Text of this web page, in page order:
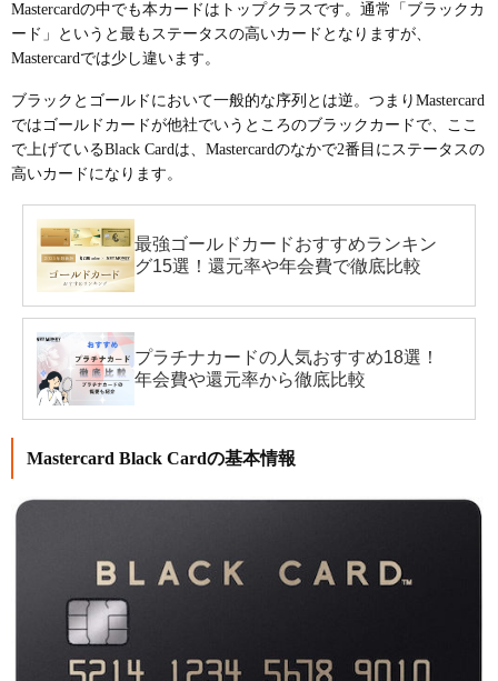
Mastercardの中でも本カードはトップクラスです。通常「ブラックカ
ード」というと最もステータスの高いカードとなりますが、
Mastercardでは少し違います。
ブラックとゴールドにおいて一般的な序列とは逆。つまり Mastercard
ではゴールドカードが他社でいうところのブラックカード で、ここ
で上げているBlack Cardは、Mastercardのなかで2番目にステータスの
高いカード になります。
最強ゴールドカードおすすめランキン
グ15選！還元率や年会費で徹底比較
プラチナカードの人気おすすめ18選！
年会費や還元率から徹底比較
Mastercard Black Cardの基本情報